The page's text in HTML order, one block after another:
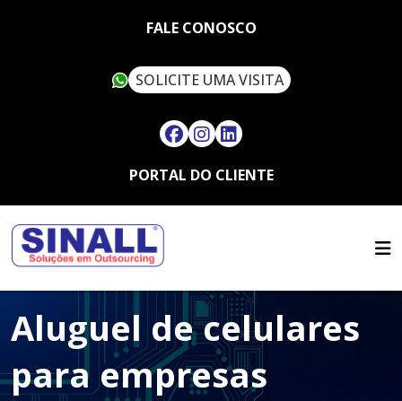
FALE CONOSCO
SOLICITE UMA VISITA
PORTAL DO CLIENTE
QUEM SOMOS
OUTSOURCING
LOCAÇÃO DE IMPRESSORAS
MULTIFUNCIONAIS
LOCAÇÃO DE IMPRESSORAS
TÉRMICAS
ASSISTÊNCIA TÉCNICA
SUPRIMENTOS
SINALL VERDE
ARTIGOS
FALE CONOSCO
CONTATO
TRABALHE CONOSCO
Aluguel de celulares
para empresas